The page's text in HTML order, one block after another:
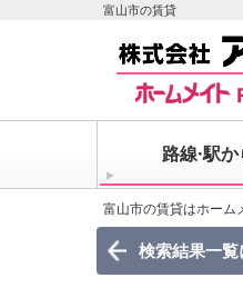
富山市の賃貸
路線·駅
富山市の賃貸はホーム
検索結果一覧